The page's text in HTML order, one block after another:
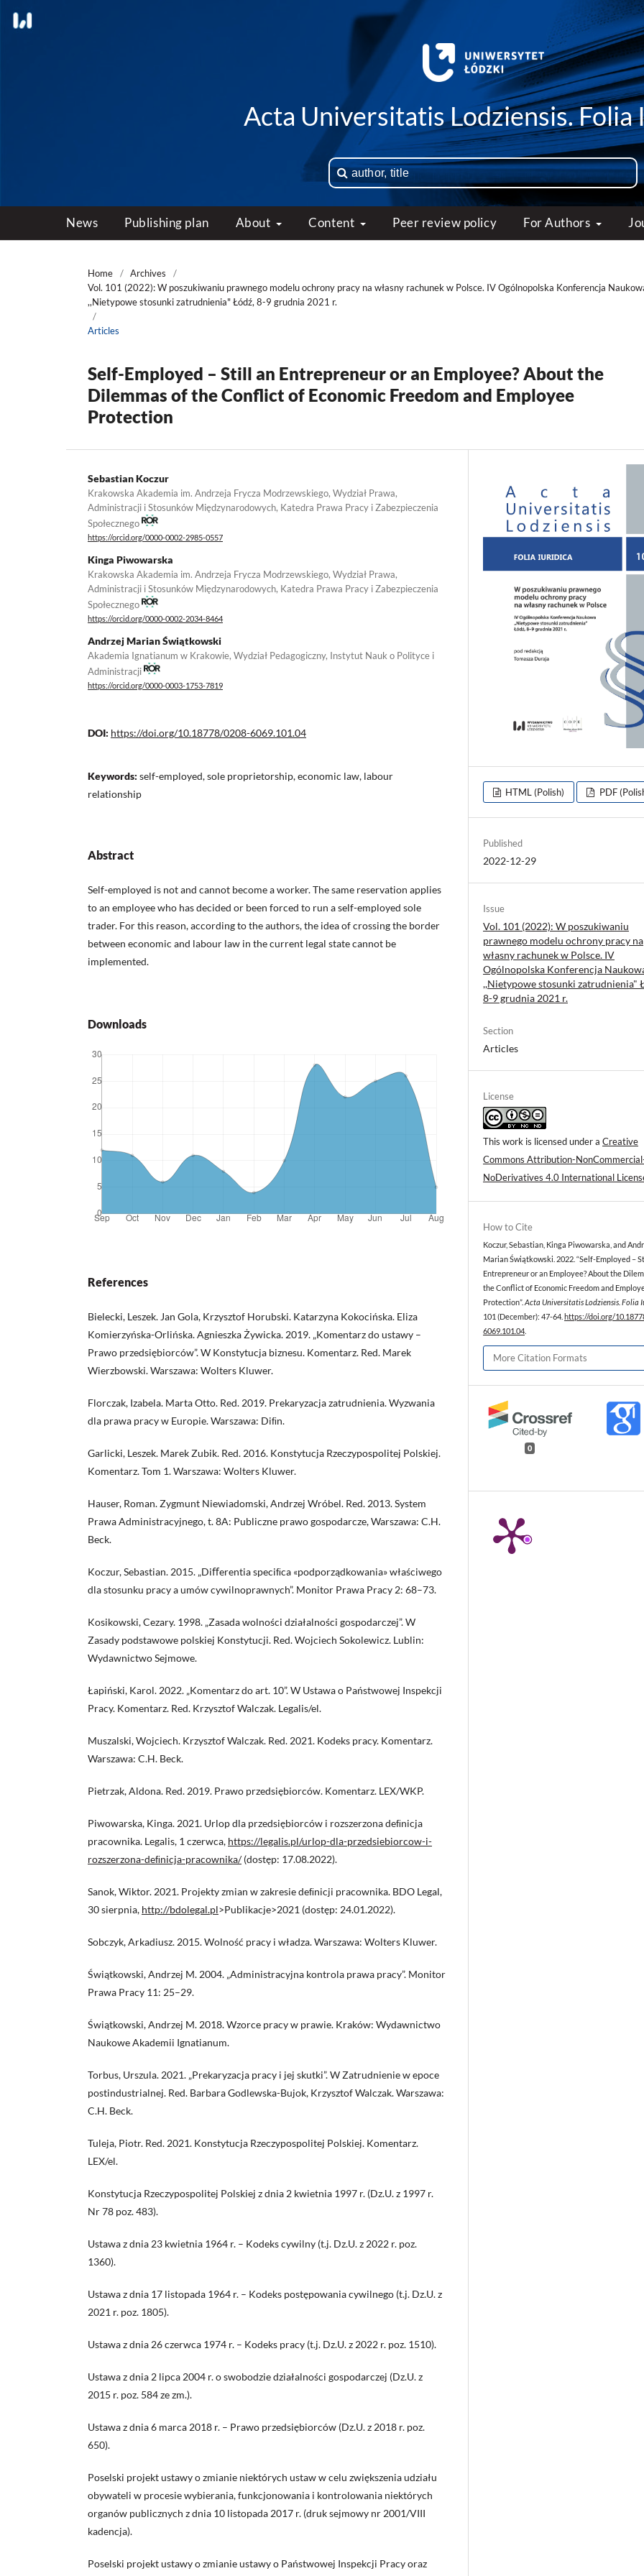
Acta Universitatis Lodziensis. Folia
News Publishing plan About Content Peer review policy For Authors
Home / Archives
/
Vol. 101 (2022): W poszukiwaniu prawnego modelu ochrony pracy na własny rachunek w Polsce. IV Ogólnopolska Konferencja
,,Nietypowe stosunki zatrudnienia" Łódź, 8-9 grudnia 2021 r.
/
Articles
Self-Employed – Still an Entrepreneur or an Employee? About the
Dilemmas of the Conflict of Economic Freedom and Employee
Protection
Sebastian Koczur
Krakowska Akademia im. Andrzeja Frycza Modrzewskiego, Wydział Prawa,
Administracji i Stosunków Międzynarodowych, Katedra Prawa Pracy i Zabezpieczenia
Społecznego
https://orcid.org/0000-0002-2985-0557
Kinga Piwowarska
Krakowska Akademia im. Andrzeja Frycza Modrzewskiego, Wydział Prawa,
Administracji i Stosunków Międzynarodowych, Katedra Prawa Pracy i Zabezpieczenia
Społecznego
https://orcid.org/0000-0002-2034-8464
Andrzej Marian Świątkowski
Akademia Ignatianum w Krakowie, Wydział Pedagogiczny, Instytut Nauk o Polityce i
Administracji
https://orcid.org/0000-0003-1753-7819
DOI: https://doi.org/10.18778/0208-6069.101.04
Keywords: self-employed, sole proprietorship, economic law, labour
relationship
Abstract
Self-employed is not and cannot become a worker. The same reservation applies
to an employee who has decided or been forced to run a self-employed sole
trader. For this reason, according to the authors, the idea of crossing the border
between economic and labour law in the current legal state cannot be
implemented.
Downloads
References
Bielecki, Leszek. Jan Gola, Krzysztof Horubski. Katarzyna Kokocińska. Eliza
Komierzyńska-Orlińska. Agnieszka Żywicka. 2019. „Komentarz do ustawy –
Prawo przedsiębiorców”. W Konstytucja biznesu. Komentarz. Red. Marek
Wierzbowski. Warszawa: Wolters Kluwer.
Florczak, Izabela. Marta Otto. Red. 2019. Prekaryzacja zatrudnienia. Wyzwania
dla prawa pracy w Europie. Warszawa: Diﬁn.
Garlicki, Leszek. Marek Zubik. Red. 2016. Konstytucja Rzeczypospolitej Polskiej.
Komentarz. Tom 1. Warszawa: Wolters Kluwer.
Hauser, Roman. Zygmunt Niewiadomski, Andrzej Wróbel. Red. 2013. System
Prawa Administracyjnego, t. 8A: Publiczne prawo gospodarcze, Warszawa: C.H.
Beck.
Koczur, Sebastian. 2015. „Diﬀerentia speciﬁca «podporządkowania» właściwego
dla stosunku pracy a umów cywilnoprawnych”. Monitor Prawa Pracy 2: 68–73.
Kosikowski, Cezary. 1998. „Zasada wolności działalności gospodarczej”. W
Zasady podstawowe polskiej Konstytucji. Red. Wojciech Sokolewicz. Lublin:
Wydawnictwo Sejmowe.
Łapiński, Karol. 2022. „Komentarz do art. 10”. W Ustawa o Państwowej Inspekcji
Pracy. Komentarz. Red. Krzysztof Walczak. Legalis/el.
Muszalski, Wojciech. Krzysztof Walczak. Red. 2021. Kodeks pracy. Komentarz.
Warszawa: C.H. Beck.
Pietrzak, Aldona. Red. 2019. Prawo przedsiębiorców. Komentarz. LEX/WKP.
Piwowarska, Kinga. 2021. Urlop dla przedsiębiorców i rozszerzona deﬁnicja
pracownika. Legalis, 1 czerwca, https://legalis.pl/urlop-dla-przedsiebiorcow-i-
rozszerzona-deﬁnicja-pracownika/(dostęp: 17.08.2022).
Sanok, Wiktor. 2021. Projekty zmian w zakresie deﬁnicji pracownika. BDO Legal,
30 sierpnia, http://bdolegal.pl>Publikacje>2021 (dostęp: 24.01.2022).
Sobczyk, Arkadiusz. 2015. Wolność pracy i władza. Warszawa: Wolters Kluwer.
Świątkowski, Andrzej M. 2004. „Administracyjna kontrola prawa pracy”. Monitor
Prawa Pracy 11: 25–29.
Świątkowski, Andrzej M. 2018. Wzorce pracy w prawie. Kraków: Wydawnictwo
Naukowe Akademii Ignatianum.
Torbus, Urszula. 2021. „Prekaryzacja pracy i jej skutki”. W Zatrudnienie w epoce
postindustrialnej. Red. Barbara Godlewska-Bujok, Krzysztof Walczak. Warszawa:
C.H. Beck.
Tuleja, Piotr. Red. 2021. Konstytucja Rzeczypospolitej Polskiej. Komentarz.
LEX/el.
Konstytucja Rzeczypospolitej Polskiej z dnia 2 kwietnia 1997 r. (Dz.U. z 1997 r.
Nr 78 poz. 483).
Ustawa z dnia 23 kwietnia 1964 r. – Kodeks cywilny (t.j. Dz.U. z 2022 r. poz.
1360).
Ustawa z dnia 17 listopada 1964 r. – Kodeks postępowania cywilnego (t.j. Dz.U. z
2021 r. poz. 1805).
Ustawa z dnia 26 czerwca 1974 r. – Kodeks pracy (t.j. Dz.U. z 2022 r. poz. 1510).
Ustawa z dnia 2 lipca 2004 r. o swobodzie działalności gospodarczej (Dz.U. z
2015 r. poz. 584 ze zm.).
Ustawa z dnia 6 marca 2018 r. – Prawo przedsiębiorców (Dz.U. z 2018 r. poz.
650).
Poselski projekt ustawy o zmianie niektórych ustaw w celu zwiększenia udziału
obywateli w procesie wybierania, funkcjonowania i kontrolowania niektórych
organów publicznych z dnia 10 listopada 2017 r. (druk sejmowy nr 2001/VIII
kadencja).
Poselski projekt ustawy o zmianie ustawy o Państwowej Inspekcji Pracy oraz
HTML (Polish) PDF
Published
2022-12-29
Issue
Vol. 101 (2022): W poszukiwaniu
prawnego modelu ochrony pracy na
własny rachunek w Polsce. IV
Ogólnopolska Konferencja
,,Nietypowe stosunki zatrudnienia"
8-9 grudnia 2021 r.
Section
Articles
License
This work is licensed under a Creative
Commons Attribution-
NoDerivatives 4.0 International
How to Cite
Koczur, Sebastian, Kinga Piwowarska, and
Marian Świątkowski. 2022. “Self-Employed –
Entrepreneur or an Employee? About the
the Conflict of Economic Freedom and
Protection”. Acta Universitatis Lodziensis. Folia
101 (December): 47-64. https://doi.org/
6069.101.04.
More Citation Formats
0